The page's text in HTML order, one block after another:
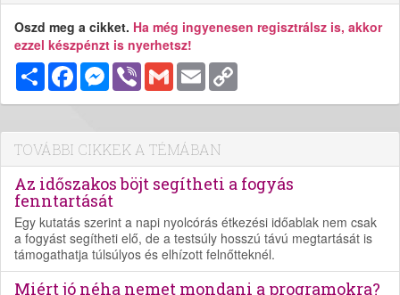
Oszd meg a cikket. Ha még ingyenesen regisztrálsz is, akkor
ezzel készpénzt is nyerhetsz!
MegosztásFacebookMessenger
Viber Gmail Email
TOVÁBBI CIKKEK A TÉMÁBAN
Az időszakos böjt segítheti a fogyás
fenntartását
Egy kutatás szerint a napi nyolcórás étkezési időablak nem csak
a fogyást segítheti elő, de a testsúly hosszú távú megtartását is
támogathatja túlsúlyos és elhízott felnőtteknél.
Miért jó néha nemet mondani a programokra?